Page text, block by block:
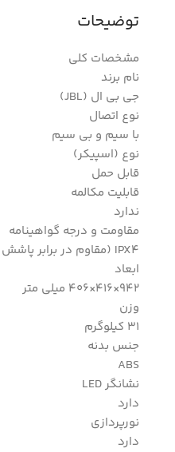
توضیحات
مشخصات کلی
نام برند
جی بی ال (JBL)
نوع اتصال
با سیم و بی سیم
نوع (اسپیکر)
قابل حمل
قابلیت مکالمه
ندارد
مقاومت و درجه گواهینامه
IPX4 (مقاوم در برابر پاشش آب و تعریق)
ابعاد
942×416×406 میلی متر
وزن
31 کیلوگرم
جنس بدنه
ABS
نشانگر LED
دارد
نورپردازی
دارد